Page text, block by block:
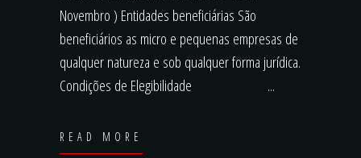
Novembro ) Entidades beneficiárias São
beneficiários as micro e pequenas empresas de
qualquer natureza e sob qualquer forma jurídica.
Condições de Elegibilidade
READ MORE